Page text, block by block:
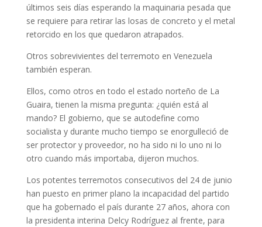
últimos seis días esperando la maquinaria pesada que
se requiere para retirar las losas de concreto y el metal
retorcido en los que quedaron atrapados.
Otros sobrevivientes del terremoto en Venezuela
también esperan.
Ellos, como otros en todo el estado norteño de La
Guaira, tienen la misma pregunta: ¿quién está al
mando? El gobierno, que se autodefine como
socialista y durante mucho tiempo se enorgulleció de
ser protector y proveedor, no ha sido ni lo uno ni lo
otro cuando más importaba, dijeron muchos.
Los potentes terremotos consecutivos del 24 de junio
han puesto en primer plano la incapacidad del partido
que ha gobernado el país durante 27 años, ahora con
la presidenta interina Delcy Rodríguez al frente, para